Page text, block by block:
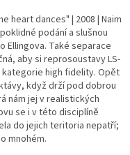
heart dances" | 2008 | Naim
podání a slušnou
Také separace
aby si reprosoustavy LS-
kategorie high fidelity. Opět
když drží pod dobrou
nám jej v realistických
se i v této disciplíně
do jejich teritoria nepatří;
mnohém.